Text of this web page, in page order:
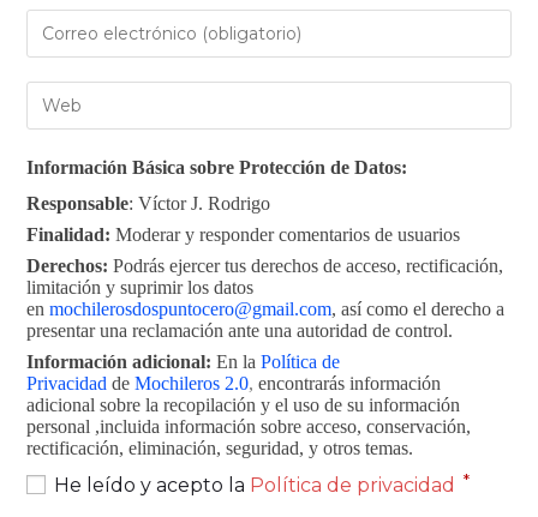
Información Básica sobre Protección de Datos:
Responsable: Víctor J. Rodrigo
Finalidad:Moderar y responder comentarios de usuarios
Derechos:Podrás ejercer tus derechos de acceso, rectificación,
limitación y suprimir los datos
enmochilerosdospuntocero@gmail.com, así como el derecho a
presentar una reclamación ante una autoridad de control.
Información adicional: En laPolítica de
Privacidad deMochileros 2.0, encontrarás información
adicional sobre la recopilación y el uso de su información
personal ,incluida información sobre acceso, conservación,
rectificación, eliminación, seguridad, y otros temas.
He leído y acepto la Política de privacidad *